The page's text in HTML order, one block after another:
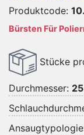
Produktcode:
Bürsten Für
Stücke
Durchmesser: